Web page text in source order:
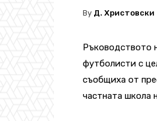
By Д. Христовски
Ръководството
футболисти с
съобщиха от
частната школа